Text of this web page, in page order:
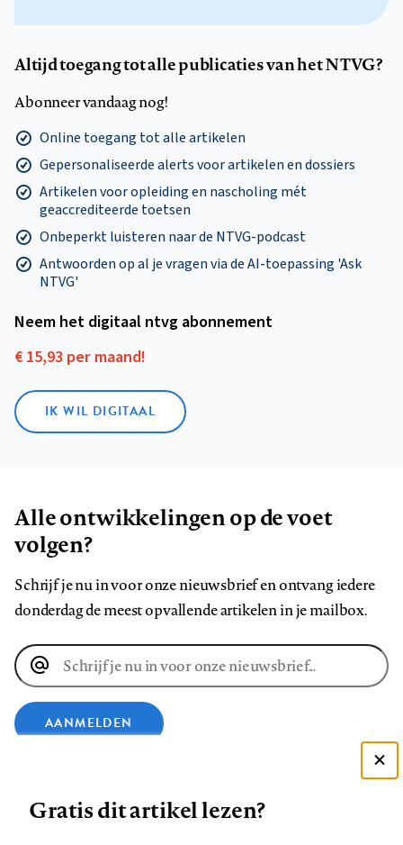
Altijd toegang tot alle publicaties van het NTVG?
Abonneer vandaag nog!
Online toegang tot alle artikelen
Gepersonaliseerde alerts voor artikelen en dossiers
Artikelen voor opleiding en nascholing mét
geaccrediteerde toetsen
Onbeperkt luisteren naar de NTVG-podcast
Antwoorden op al je vragen via de AI-toepassing 'Ask
NTVG'
Neem het digitaal ntvg abonnement
€ 15,93 per maand!
IK WIL DIGITAAL
Alle ontwikkelingen op de voet
volgen?
Schrijf je nu in voor onze nieuwsbrief en ontvang iedere
donderdag de meest opvallende artikelen in je mailbox.
E-
mailadres
AANMELDEN
Gratis dit artikel lezen?
Zie onze cookie policy